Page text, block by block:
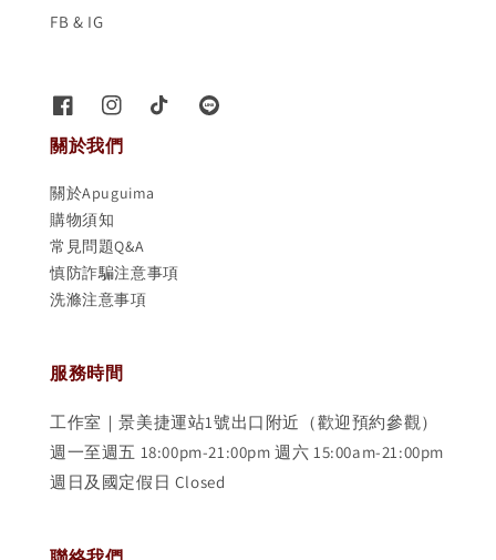
FB & IG
關於我們
關於Apuguima
購物須知
常見問題Q&A
慎防詐騙注意事項
洗滌注意事項
服務時間
工作室｜景美捷運站1號出口附近（歡迎預約參觀）
週一至週五 18:00pm-21:00pm 週六 15:00am-21:00pm
週日及國定假日 Closed